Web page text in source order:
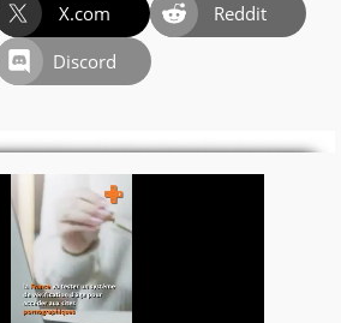
X.com
Reddit
Discord